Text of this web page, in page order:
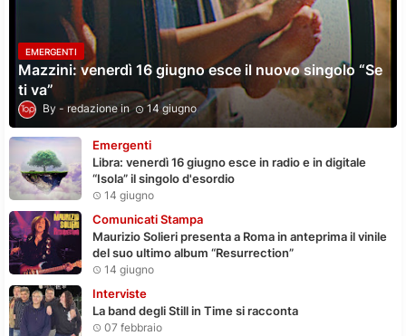
EMERGENTI
Mazzini: venerdì 16 giugno esce il nuovo singolo “Se
ti va”
redazione 14 giugno
Emergenti
Libra: venerdì 16 giugno esce in radio e in digitale
“Isola” il singolo d'esordio
14 giugno
Comunicati Stampa
Maurizio Solieri presenta a Roma in anteprima il vinile
del suo ultimo album “Resurrection”
14 giugno
Interviste
La band degli Still in Time si racconta
07 febbraio